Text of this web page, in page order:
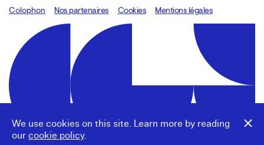
We use cookies on this site. Learn more by reading
our cookie policy.
Colophon
Design:Marcel Kaczmarek, code:8080.studio
Nos partenaires Cookies Mentions légales